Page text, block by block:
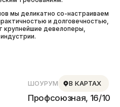
ШОУРУМ В КАРТАХ
Профсоюзная, 16/10
мы деликатно со-настраиваем
и долговечностью,
девелоперы,